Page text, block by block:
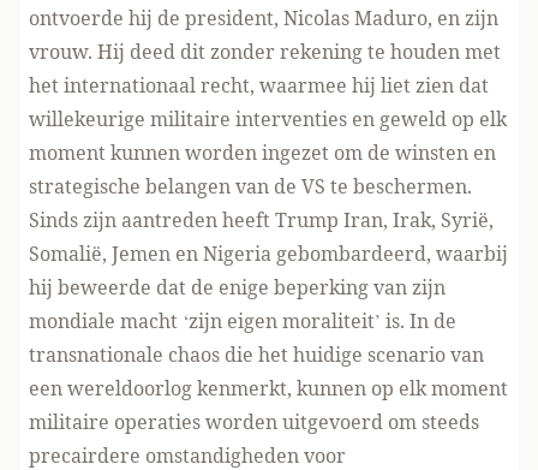
ontvoerde hij de president, Nicolas Maduro, en zijn
vrouw. Hij deed dit zonder rekening te houden met
het internationaal recht, waarmee hij liet zien dat
willekeurige militaire interventies en geweld op elk
moment kunnen worden ingezet om de winsten en
strategische belangen van de VS te beschermen.
Sinds zijn aantreden heeft Trump Iran, Irak, Syrië,
Somalië, Jemen en Nigeria gebombardeerd, waarbij
hij beweerde dat de enige beperking van zijn
mondiale macht ‘zijn eigen moraliteit’ is. In de
transnationale chaos die het huidige scenario van
een wereldoorlog kenmerkt, kunnen op elk moment
militaire operaties worden uitgevoerd om steeds
precairdere omstandigheden voor